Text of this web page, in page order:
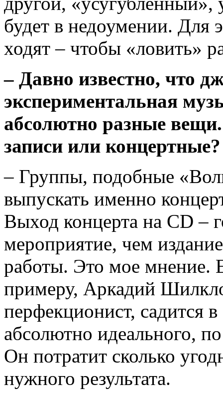
будет в недоумении. Для
ходят – чтобы «ловить»
– Давно известно, что
экспериментальная
абсолютно разные
записи или концертные?
– Группы, подобные
выпускать именно
Выход концерта на CD –
мероприятие, чем
работы. Это мое мнение.
примеру, Аркадий
перфекционист, садится
абсолютно идеального,
Он потратит сколько
нужного результата.